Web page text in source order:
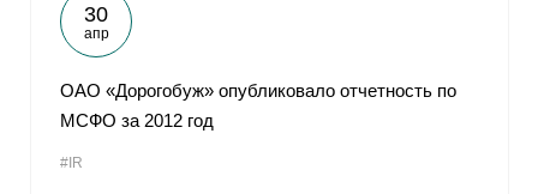
30
апр
ОАО «Дорогобуж» опубликовало отчетность по
МСФО за 2012 год
#IR